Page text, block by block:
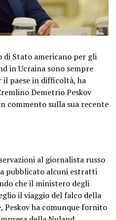
di Stato americano per gli
in Ucraina sono sempre
paese in difficoltà, ha
Demetrio Peskov
commento sulla sua recente
al giornalista russo
pubblicato alcuni estratti
che il ministero degli
il viaggio del falco della
ha comunque fornito